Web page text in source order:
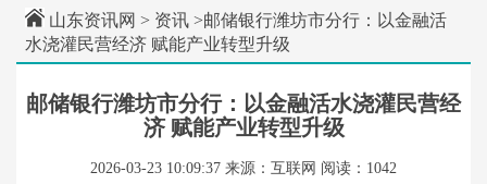
山东资讯网 > 资讯 >邮储银行潍坊市分行：以金融活
水浇灌民营经济 赋能产业转型升级
邮储银行潍坊市分行：以金融活水浇灌民营经
济 赋能产业转型升级
2026-03-23 10:09:37 来源：互联网 阅读：1042